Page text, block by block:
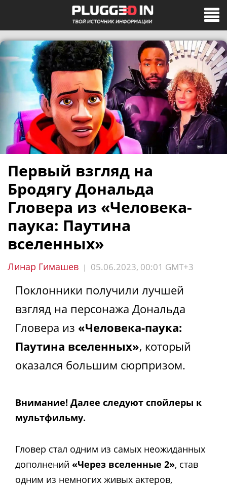
Первый взгляд на
Бродягу Дональда
Гловера из «Человека-
паука: Паутина
вселенных»
Линар Гимашев | 05.06.2023, 00:01 GMT+3
Поклонники получили лучшей
взгляд на персонажа Дональда
Гловера из «Человека-паука:
Паутина вселенных», который
оказался большим сюрпризом.
Внимание! Далее следуют спойлеры к
мультфильму.
Гловер стал одним из самых неожиданных
дополнений «Через вселенные 2», став
одним из немногих живых актеров,